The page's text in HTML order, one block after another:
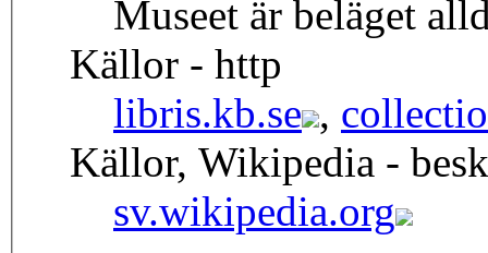
Museet är beläget
Källor - http
libris.kb.se ,
Källor, Wikipedia -
sv.wikipedia.org